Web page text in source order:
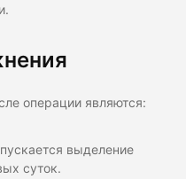
операции являются:
выделение
суток.